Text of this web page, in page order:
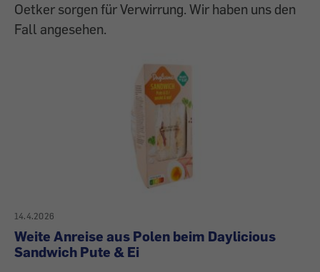
Oetker sorgen für Verwirrung. Wir haben uns den
Fall angesehen.
14.4.2026
Weite Anreise aus Polen beim Daylicious
Sandwich Pute & Ei